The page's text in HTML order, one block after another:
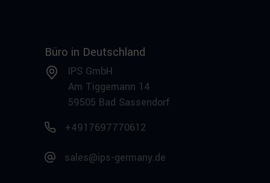
Büro in Deutschland
IPS GmbH
Am Tiggemann 14
59505 Bad Sassendorf
+4917697770612
sales@ips-germany.de